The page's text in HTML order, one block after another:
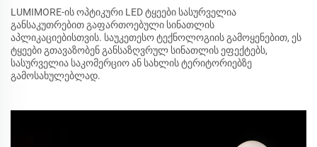
LUMIMORE-ის ოპტიკური LED ტყეები სასურველია
განსაკუთრებით გაფართოებული სინათლის
აპლიკაციებისთვის. საუკეთესო ტექნოლოგიის გამოყენებით, ეს
ტყეები გთავაზობენ განსაზღვრულ სინათლის ეფექტებს,
სასურველია საკომერციო ან სახლის ტერიტორიებზე
გამოსახულებლად.